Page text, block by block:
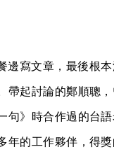
邊寫文章，最後根
帶起討論的鄭順聰
句》時合作過的台
年的工作夥伴，得